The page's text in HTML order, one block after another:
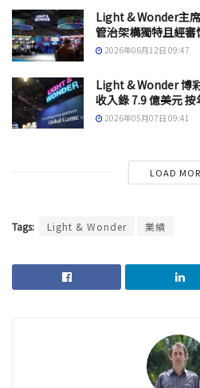
Light & Wonder主
管治架構獨特且經審
2026年06月12日 09:47
Light & Wonder 博
收入錄 7.9 億美元
2026年05月07日 09:41
LOAD
Tags: Light & Wonder 業績